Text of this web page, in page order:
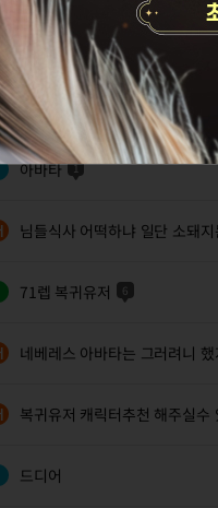
난 마영전 신캐 기대가 좀 이하
아레나 삭제되...었네? 1
아바타 1
님들식사 어떡하냐 일단 소돼
71렙 복귀유저 6
네베레스 아바타는 그러려니 했
복귀유저 캐릭터추천 해주실수
드디어